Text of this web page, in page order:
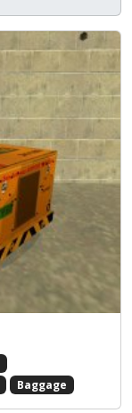
Baggage